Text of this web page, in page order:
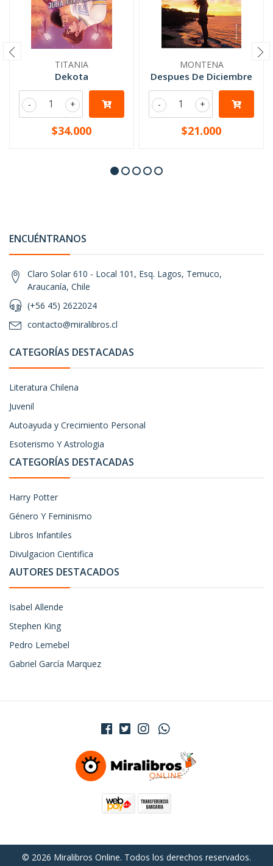
TITANIA
Dekota
+
-
$34.000
MONTENA
Despues De Diciembre
+
-
$21.000
ENCUÉNTRANOS
Claro Solar 610 - Local 101, Esq. Lagos, Temuco,
Araucanía, Chile
(+56 45) 2622024
contacto@miralibros.cl
CATEGORÍAS DESTACADAS
Literatura Chilena
Juvenil
Autoayuda y Crecimiento Personal
Esoterismo Y Astrologia
CATEGORÍAS DESTACADAS
Harry Potter
Género Y Feminismo
Libros Infantiles
Divulgacion Cientifica
AUTORES DESTACADOS
Isabel Allende
Stephen King
Pedro Lemebel
Gabriel García Marquez
© 2026 Miralibros Online. Todos los derechos reservados.